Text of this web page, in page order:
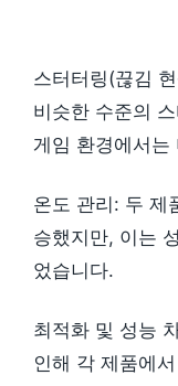
스터터링(끊김
비슷한 수준의
게임 환경에서는
온도 관리: 두 제
승했지만, 이는
었습니다.
최적화 및 성능
인해 각 제품에